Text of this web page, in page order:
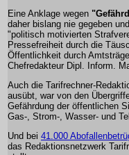
Eine Anklage wegen
daher bislang nie gegeben
"politisch motivierten
Pressefreiheit durch die
Öffentlichkeit durch
Chefredakteur Dipl. Inform.
Auch die Tarifrechner-
ausübt, war von den
Gefährdung der öffentlichen
Gas-, Strom-, Wasser- und
Und bei 41.000
das Redaktionsnetzwerk